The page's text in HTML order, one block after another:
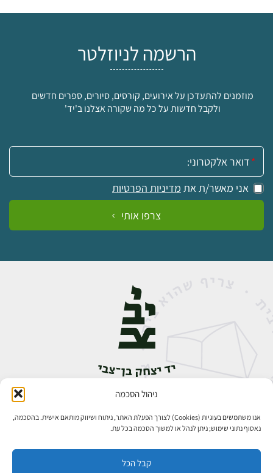
ניהול הסכמה
אנו משתמשים בעוגיות (Cookies) לצורך הפעלת האתר, ניתוח ושיווק מותאם אישית. בהסכמה,
נאסוף נתוני שימוש; ניתן לנהל או למשוך הסכמה בכל עת.
קבל הכל
הרשמה לניוזלטר
מוזמנים להתעדכן על אירועים, קורסים, סיורים, ספרים חדשים
ולקבל חדשות על כל מה שקורה אצלנו ב'יד'
אימייל:
אני מאשר/ת את מדיניות הפרטיות
צרפו אותי
אבן גבירול 14, רחביה, ירושלים